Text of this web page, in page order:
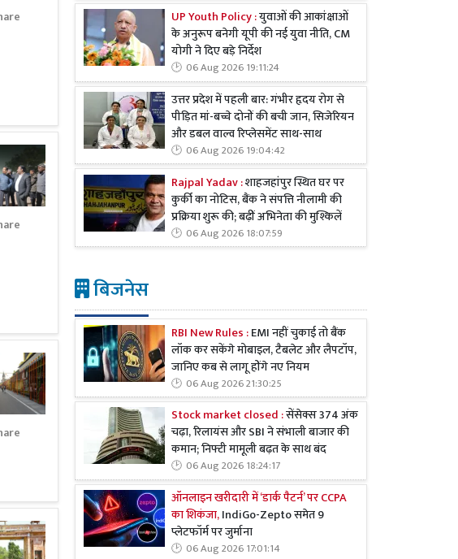
UP Youth Policy :युवाओं की आकांक्षाओं
के अनुरूप बनेगी यूपी की नई युवा नीति, CM
योगी ने दिए बड़े निर्देश
06 Aug 2026 19:11:24
उत्तर प्रदेश में पहली बार: गंभीर हृदय रोग से
पीड़ित मां-बच्चे दोनों की बची जान, सिजेरियन
और डबल वाल्व रिप्लेसमेंट साथ-साथ
06 Aug 2026 19:04:42
Rajpal Yadav :शाहजहांपुर स्थित घर पर
कुर्की का नोटिस, बैंक ने संपत्ति नीलामी की
प्रक्रिया शुरू की; बढ़ीं अभिनेता की मुश्किलें
06 Aug 2026 18:07:59
बिजनेस
RBI New Rules :EMI नहीं चुकाई तो बैंक
लॉक कर सकेंगे मोबाइल, टैबलेट और लैपटॉप,
जानिए कब से लागू होंगे नए नियम
06 Aug 2026 21:30:25
Stock market closed :सेंसेक्स 374 अंक
चढ़ा, रिलायंस और SBI ने संभाली बाजार की
कमान; निफ्टी मामूली बढ़त के साथ बंद
06 Aug 2026 18:24:17
ऑनलाइन खरीदारी में ‘डार्क पैटर्न’ पर CCPA
का शिकंजा,IndiGo-Zepto समेत 9
प्लेटफॉर्म पर जुर्माना
06 Aug 2026 17:01:14